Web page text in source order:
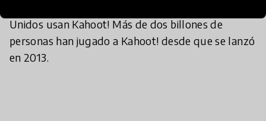
Unidos usan Kahoot! Más de dos billones de
personas han jugado a Kahoot! desde que se lanzó
en 2013.